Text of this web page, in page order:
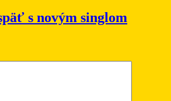
s novým singlom